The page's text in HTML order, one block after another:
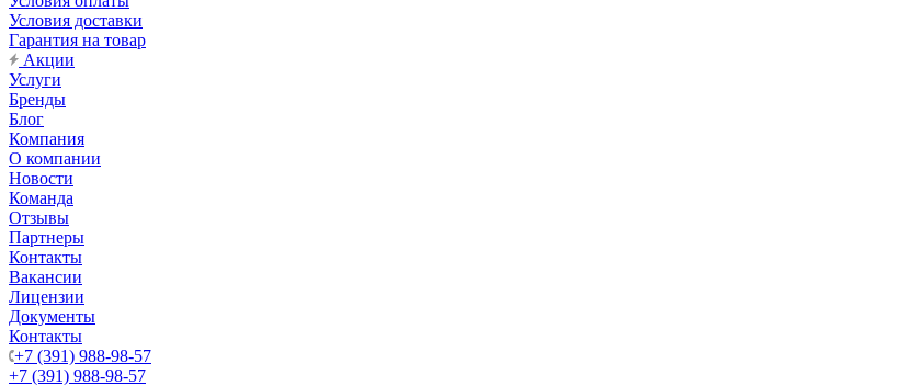
Условия доставки
Гарантия на товар
Акции
Услуги
Бренды
Блог
Компания
О компании
Новости
Команда
Отзывы
Партнеры
Контакты
Вакансии
Лицензии
Документы
Контакты
+7 (391) 988-98-57
+7 (391) 988-98-57